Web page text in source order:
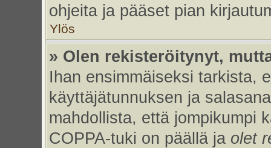
ohjeita ja pääset pian
Ylös
» Olen rekisteröitynyt,
Ihan ensimmäiseksi tarkista,
käyttäjätunnuksen ja
mahdollista, että jompikumpi
COPPA-tuki on päällä ja olet